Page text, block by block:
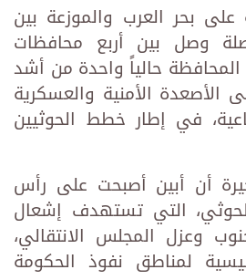
بحر العرب والموزعة بين
وصل بين أربع محافظات
المحافظة حالياً واحدة من أشد
الأصعدة الأمنية والعسكرية
في إطار خطط الحوثيين
أن أبين أصبحت على رأس
التي تستهدف إشعال
وعزل المجلس الانتقالي،
لمناطق نفوذ الحكومة